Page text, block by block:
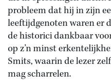
probleem dat hij in zijn
leeftijdgenoten waren er
de historici dankbaar
op z’n minst
Smits, waarin de lezer
mag scharrelen.